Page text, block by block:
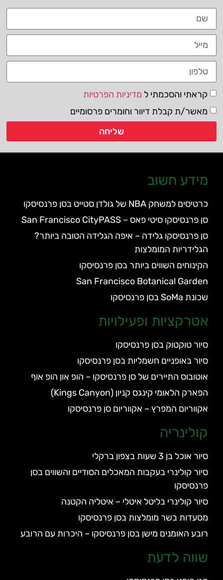
קראתי והסכמתי ל מדיניות הפרטיות
מאשר/ת קבלת דיוור וחומרים פרסומיים
שליחה
מידע חשוב
כרטיסים למשחק NBA של גולדן סטייט בסן פרנסיסקו
סן פרנסיסקו סיטי פאס – San Francisco CityPASS
סן פרנסיסקו גלידה – איפה הגלידה הטובה ביותר?
הגלידריות המומלצות
הקינוחים השווים ביותר בסן פרנסיסקו
San Francisco Botanical Garden
שכונת SoMa בסן פרנסיסקו
אטרקציות ופעילויות
סיור טוקטוק בסן פרנסיסקו
סיור באופניים חשמליות בסן פרנסיסקו
אוטובוס התיירים של סן פרנסיסקו – הופ און הופ אוף
הפארק הלאומי קינגס קניון (Kings Canyon)
אקווריום המפרץ – אקווריום סן פרנסיסקו
קולינריה
סיור אוכל בן 3 שעות בצפון ברקלי
סיור קולינרי בעקבות המאכלים הסודיים והשווים בסן
פרנסיסקו
סיור קולינרי בליטל איטלי – איטליה הקטנה
מסעדות בשר מומלצות בסן פרנסיסקו
רובע האומנים מישן בסן פרנסיסקו – היכרות עם הרובע
שווה לדעת